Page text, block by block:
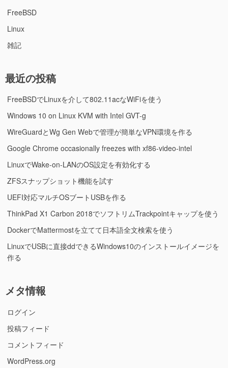
FreeBSD
Linux
雑記
最近の投稿
FreeBSDでLinuxを介して802.11acなWiFiを使う
Windows 10 on Linux KVM with Intel GVT-g
WireGuardとWg Gen Webで管理が簡単なVPN環境を作る
Google Chrome occasionally freezes with xf86-video-intel
LinuxでWake-on-LANのOS設定を有効化する
ZFSスナップショット機能を試す
UEFI対応マルチOSブートUSBを作る
ThinkPad X1 Carbon 2018でソフトリムTrackpointキャップを使う
DockerでMattermostを立てて日本語全文検索を使う
LinuxでUSBに直接ddできるWindows10のインストールイメージを
作る
メタ情報
ログイン
投稿フィード
コメントフィード
WordPress.org